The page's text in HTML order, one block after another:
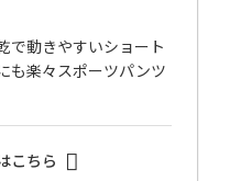
で動きやすいショート
も楽々スポーツパンツ
こちら